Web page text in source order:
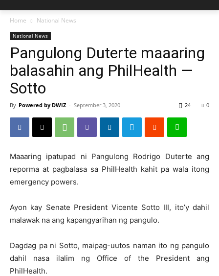
Home National News
National News
Pangulong Duterte maaaring
balasahin ang PhilHealth —
Sotto
By Powered by DWIZ - September 3, 2020 0
24
Maaaring ipatupad ni Pangulong Rodrigo Duterte ang
reporma at pagbalasa sa PhilHealth kahit pa wala itong
emergency powers.
Ayon kay Senate President Vicente Sotto III, ito’y dahil
malawak na ang kapangyarihan ng pangulo.
Dagdag pa ni Sotto, maipag-uutos naman ito ng pangulo
dahil nasa ilalim ng Office of the President ang
PhilHealth.